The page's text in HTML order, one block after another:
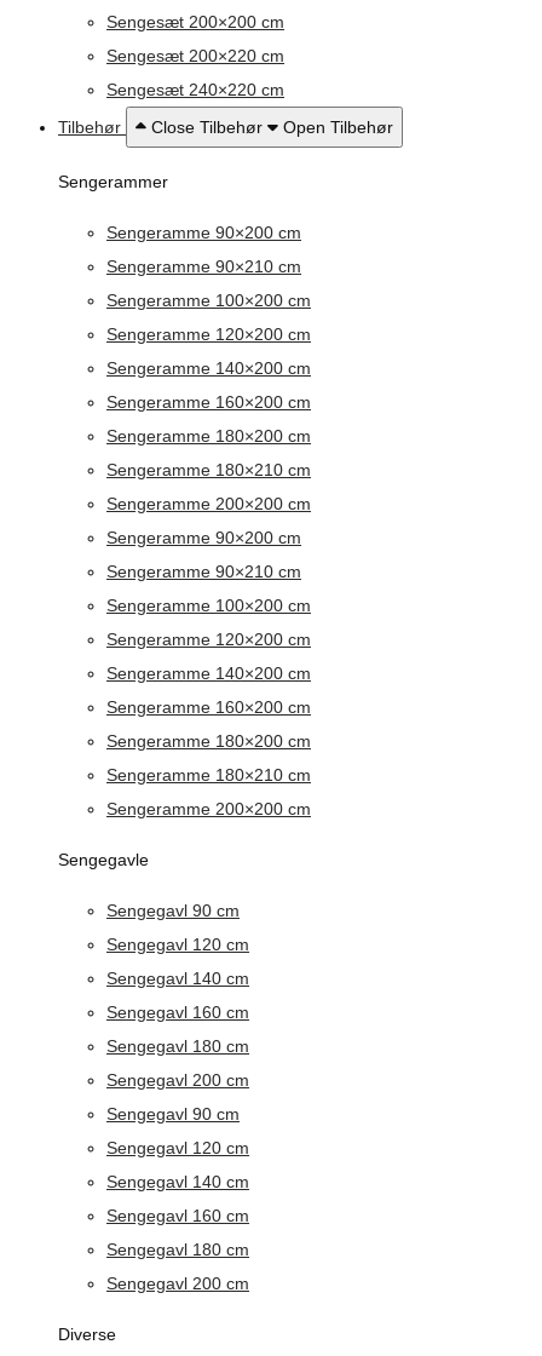
Sengesæt 200×200 cm
Sengesæt 200×220 cm
Sengesæt 240×220 cm
Tilbehør
Close Tilbehør Open Tilbehør
Sengerammer
Sengeramme 90×200 cm
Sengeramme 90×210 cm
Sengeramme 100×200 cm
Sengeramme 120×200 cm
Sengeramme 140×200 cm
Sengeramme 160×200 cm
Sengeramme 180×200 cm
Sengeramme 180×210 cm
Sengeramme 200×200 cm
Sengeramme 90×200 cm
Sengeramme 90×210 cm
Sengeramme 100×200 cm
Sengeramme 120×200 cm
Sengeramme 140×200 cm
Sengeramme 160×200 cm
Sengeramme 180×200 cm
Sengeramme 180×210 cm
Sengeramme 200×200 cm
Sengegavle
Sengegavl 90 cm
Sengegavl 120 cm
Sengegavl 140 cm
Sengegavl 160 cm
Sengegavl 180 cm
Sengegavl 200 cm
Sengegavl 90 cm
Sengegavl 120 cm
Sengegavl 140 cm
Sengegavl 160 cm
Sengegavl 180 cm
Sengegavl 200 cm
Diverse